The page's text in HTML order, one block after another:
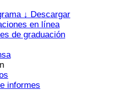
↓ Descargar
en línea
de graduación
informes